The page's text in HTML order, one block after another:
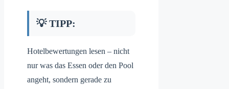
💡 TIPP:
Hotelbewertungen lesen – nicht
nur was das Essen oder den Pool
angeht, sondern gerade zu